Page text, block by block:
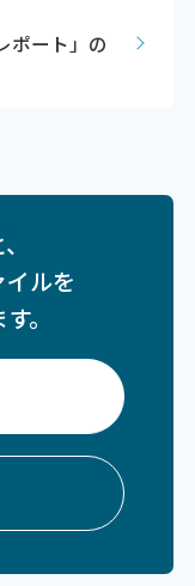
ポート」の
ルを
。